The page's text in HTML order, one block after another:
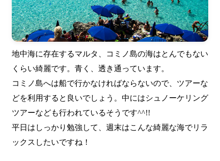
地中海に存在するマルタ、コミノ島の海はとんでもない
くらい綺麗です。青く、透き通っています。
コミノ島へは船で行かなければならないので、ツアーな
どを利用すると良いでしょう。中にはシュノーケリング
ツアーなども行われているそうです^^!!
平日はしっかり勉強して、週末はこんな綺麗な海でリラ
ックスしたいですね！